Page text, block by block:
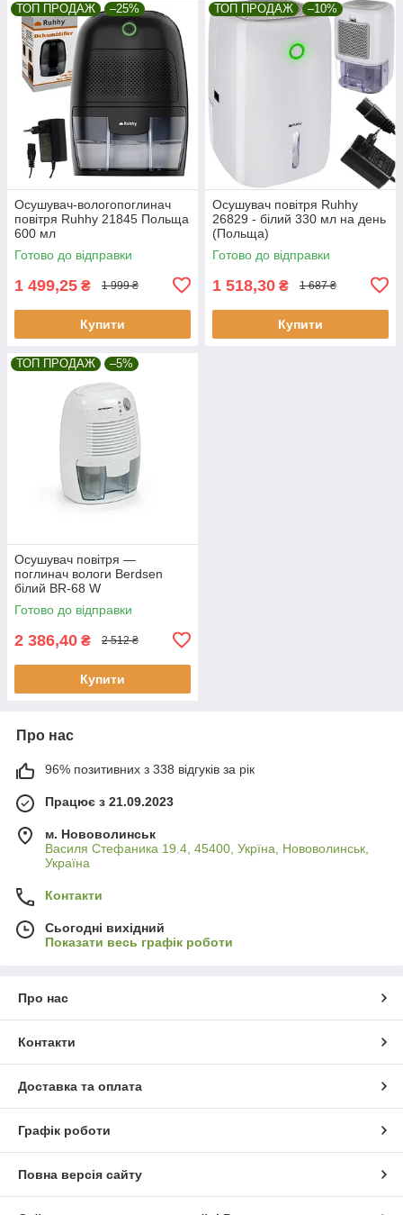
ТОП ПРОДАЖ –25%
Осушувач-вологопоглинач
повітря Ruhhy 21845 Польща
600 мл
Готово до відправки
1 499,25 ₴ 1 999 ₴
Купити
ТОП ПРОДАЖ –10%
Осушувач повітря Ruhhy
26829 - білий 330 мл на день
(Польща)
Готово до відправки
1 518,30 ₴ 1 687 ₴
Купити
ТОП ПРОДАЖ –5%
Осушувач повітря —
поглинач вологи Berdsen
білий BR-68 W
Готово до відправки
2 386,40 ₴ 2 512 ₴
Купити
Про нас
96% позитивних з 338 відгуків за рік
Працює з 21.09.2023
м. Нововолинськ
Василя Стефаника 19.4, 45400, Укрїна, Нововолинськ,
Україна
Контакти
Сьогодні вихідний
Показати весь графік роботи
Про нас
Контакти
Доставка та оплата
Графік роботи
Повна версія сайту